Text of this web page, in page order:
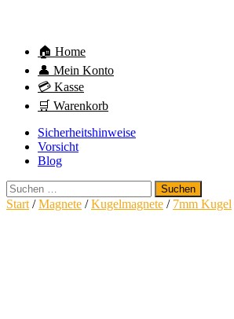
🏠 Home
👤 Mein Konto
💳 Kasse
🛒 Warenkorb
Sicherheitshinweise
Vorsicht
Blog
Suchen
nach:
Start /Magnete /Kugelmagnete / 7mm Kugel